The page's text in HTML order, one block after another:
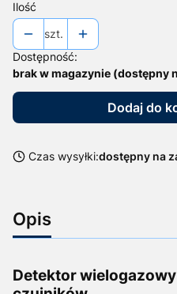
Ilość
szt.
Dostępność:
brak w magazynie (dostępny
Dodaj do
Czas wysyłki:dostępny na
Opis
Detektor